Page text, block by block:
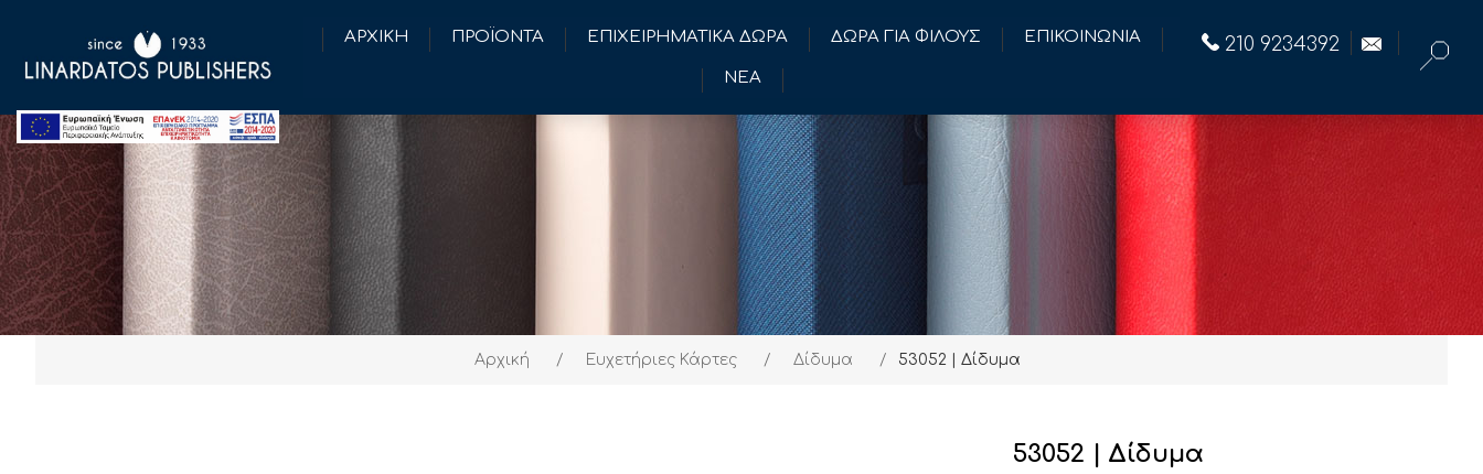
ΑΡΧΙΚΗ ΠΡΟΪΟΝΤΑ ΕΠΙΧΕΙΡΗΜΑΤΙΚΑ ΔΩΡΑ ΔΩΡΑ ΓΙΑ ΦΙΛΟΥΣ ΕΠΙΚΟΙΝΩΝΙΑ
ΝΕΑ
210 9234392
Αρχική / Ευχετήριες Κάρτες / Δίδυμα / 53052 | Δίδυμα
53052 | Δίδυμα